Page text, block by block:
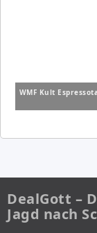
WMF Kult
DealGott –
Jagd nach